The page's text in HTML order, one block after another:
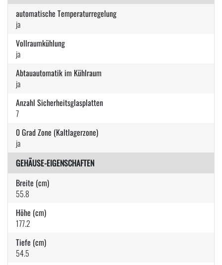
automatische Temperaturregelung
ja
Vollraumkühlung
ja
Abtauautomatik im Kühlraum
ja
Anzahl Sicherheitsglasplatten
7
0 Grad Zone (Kaltlagerzone)
ja
GEHÄUSE-EIGENSCHAFTEN
Breite (cm)
55.8
Höhe (cm)
177.2
Tiefe (cm)
54.5